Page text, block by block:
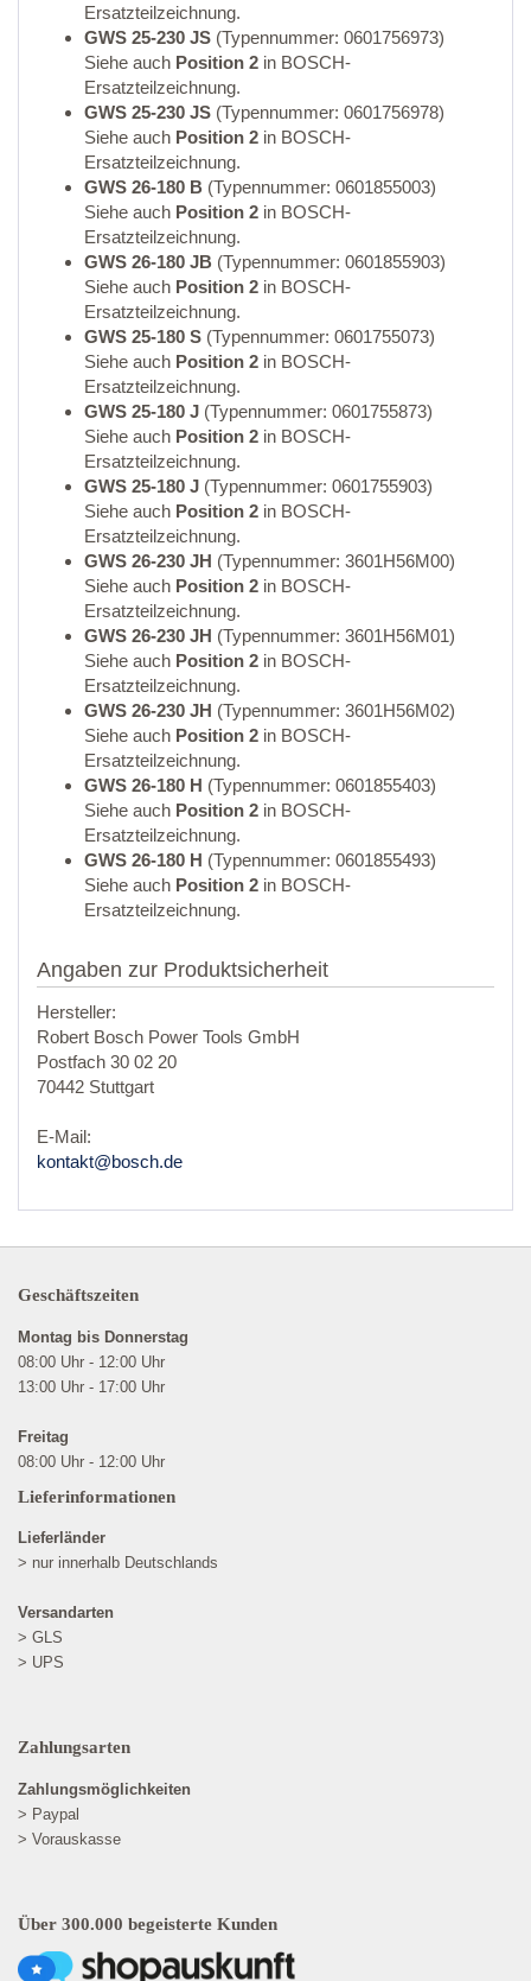
Ersatzteilzeichnung.
GWS 25-230 JS (Typennummer: 0601756973)
Siehe auch Position 2 in BOSCH-
Ersatzteilzeichnung.
GWS 25-230 JS (Typennummer: 0601756978)
Siehe auch Position 2 in BOSCH-
Ersatzteilzeichnung.
GWS 26-180 B (Typennummer: 0601855003)
Siehe auch Position 2 in BOSCH-
Ersatzteilzeichnung.
GWS 26-180 JB (Typennummer: 0601855903)
Siehe auch Position 2 in BOSCH-
Ersatzteilzeichnung.
GWS 25-180 S (Typennummer: 0601755073)
Siehe auch Position 2 in BOSCH-
Ersatzteilzeichnung.
GWS 25-180 J (Typennummer: 0601755873)
Siehe auch Position 2 in BOSCH-
Ersatzteilzeichnung.
GWS 25-180 J (Typennummer: 0601755903)
Siehe auch Position 2 in BOSCH-
Ersatzteilzeichnung.
GWS 26-230 JH (Typennummer: 3601H56M00)
Siehe auch Position 2 in BOSCH-
Ersatzteilzeichnung.
GWS 26-230 JH (Typennummer: 3601H56M01)
Siehe auch Position 2 in BOSCH-
Ersatzteilzeichnung.
GWS 26-230 JH (Typennummer: 3601H56M02)
Siehe auch Position 2 in BOSCH-
Ersatzteilzeichnung.
GWS 26-180 H (Typennummer: 0601855403)
Siehe auch Position 2 in BOSCH-
Ersatzteilzeichnung.
GWS 26-180 H (Typennummer: 0601855493)
Siehe auch Position 2 in BOSCH-
Ersatzteilzeichnung.
Angaben zur Produktsicherheit
Hersteller:
Robert Bosch Power Tools GmbH
Postfach 30 02 20
70442 Stuttgart
E-Mail:
kontakt@bosch.de
Geschäftszeiten
Montag bis Donnerstag
08:00 Uhr - 12:00 Uhr
13:00 Uhr - 17:00 Uhr
Freitag
08:00 Uhr - 12:00 Uhr
Lieferinformationen
Lieferländer
> nur innerhalb Deutschlands
Versandarten
> GLS
> UPS
Zahlungsarten
Zahlungsmöglichkeiten
> Paypal
> Vorauskasse
Über 300.000 begeisterte Kunden